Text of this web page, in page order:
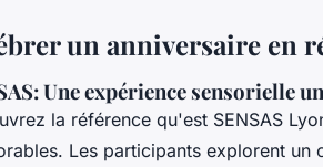
un anniversaire en
Une expérience sensorielle
la référence qu'est SENSAS
Les participants explorent